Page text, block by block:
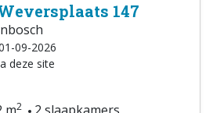
147
09-2026
deze site
2